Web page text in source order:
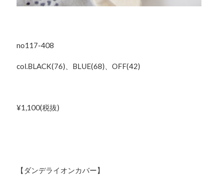
no117-408
col.BLACK(76)、BLUE(68)、OFF(42)
¥1,100(税抜)
【ダンデライオンカバー】